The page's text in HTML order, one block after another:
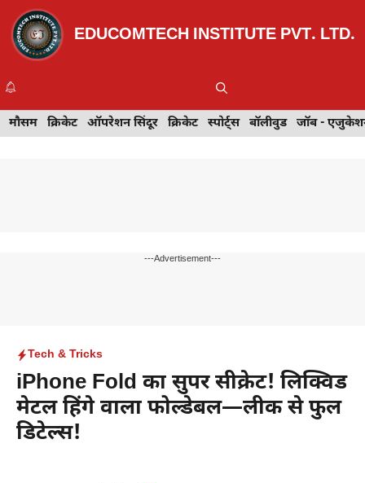
Skip
content
EDUCOMTECH INSTITUTE PVT. LTD.
इवेंट
खेल मेहंदी डिज़ाइन टेक्नोलॉजी ट्रेवल बॉलीवुड जॉब - एजुकेशन
मौसम क्रिकेट ऑपरेशन सिंदूर क्रिकेट स्पोर्ट्स बॉलीवुड जॉब -
---Advertisement---
Tech & Tricks
iPhone Fold का सुपर सीक्रेट! लिक्विड
मेटल हिंगे वाला फोल्डेबल—लीक से फुल
डिटेल्स!